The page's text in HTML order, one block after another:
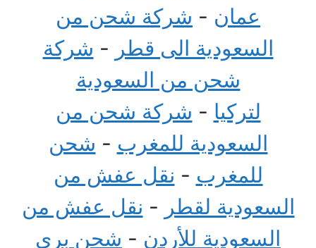
عمان - شركة شحن من
السعودية الى قطر - شركة
شحن من السعودية
لتركيا - شركة شحن من
السعودية للمغرب - شحن
للمغرب - نقل عفش من
السعودية لقطر - نقل عفش من
السعودية للأردن - شحن بري